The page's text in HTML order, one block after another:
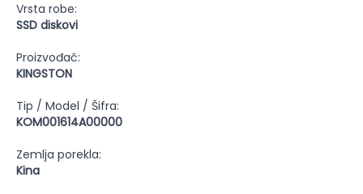
Vrsta robe:
SSD diskovi
Proizvođač:
KINGSTON
Tip / Model / Šifra:
KOM001614A00000
Zemlja porekla:
Kina